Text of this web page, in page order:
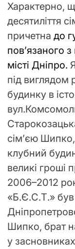
Характерно,
десятиліття
причетна до
пов’язаного
місті Дніпро.
під виглядом
будинку в
сім’єю
клубний
великі гроші
2006–2012
«Б.Є.С.Т.» був
Шипко, брат
у